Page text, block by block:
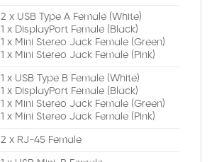
2 x USB Type A Female (White)
1 x DisplayPort Female (Black)
1 x Mini Stereo Jack Female (Green)
1 x Mini Stereo Jack Female (Pink)
1 x USB Type B Female (White)
1 x DisplayPort Female (Black)
1 x Mini Stereo Jack Female (Green)
1 x Mini Stereo Jack Female (Pink)
2 x RJ-45 Female